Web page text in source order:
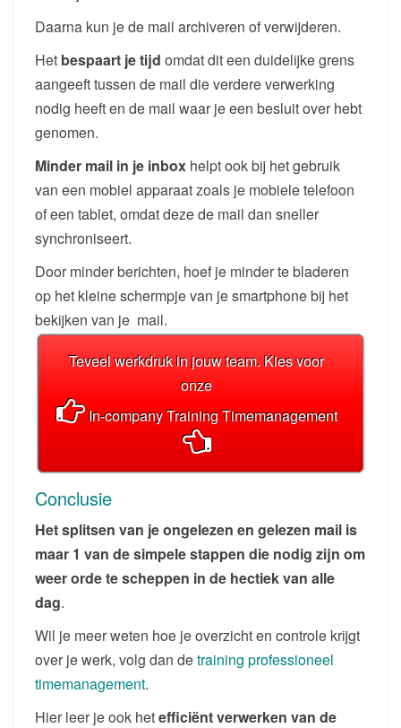
Daarna kun je de mail archiveren of verwijderen.
Het bespaart je tijd omdat dit een duidelijke grens
aangeeft tussen de mail die verdere verwerking
nodig heeft en de mail waar je een besluit over hebt
genomen.
Minder mail in je inbox helpt ook bij het gebruik
van een mobiel apparaat zoals je mobiele telefoon
of een tablet, omdat deze de mail dan sneller
synchroniseert.
Door minder berichten, hoef je minder te bladeren
op het kleine schermpje van je smartphone bij het
bekijken van je mail.
Teveel werkdruk in jouw team. Kies voor
onze
In-company Training Timemanagement
Conclusie
Het splitsen van je ongelezen en gelezen mail is
maar 1 van de simpele stappen die nodig zijn om
weer orde te scheppen in de hectiek van alle
dag.
Wil je meer weten hoe je overzicht en controle krijgt
over je werk, volg dan detraining professioneel
timemanagement.
Hier leer je ook hetefficiënt verwerken van de